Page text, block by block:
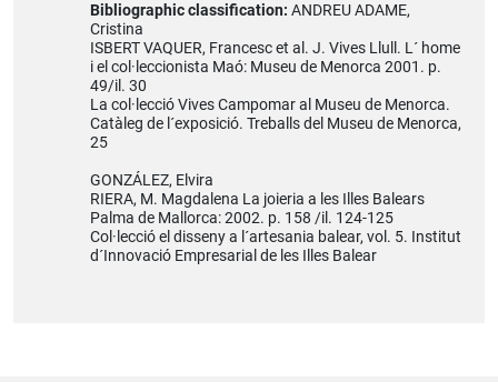
Bibliographic classification: ANDREU ADAME,
Cristina
ISBERT VAQUER, Francesc et al. J. Vives Llull. L´ home
i el col·leccionista Maó: Museu de Menorca 2001. p.
49/il. 30
La col·lecció Vives Campomar al Museu de Menorca.
Catàleg de l´exposició. Treballs del Museu de Menorca,
25
GONZÁLEZ, Elvira
RIERA, M. Magdalena La joieria a les Illes Balears
Palma de Mallorca: 2002. p. 158 /il. 124-125
Col·lecció el disseny a l´artesania balear, vol. 5. Institut
d´Innovació Empresarial de les Illes Balear